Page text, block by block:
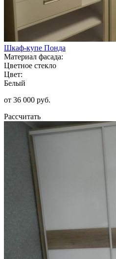
Шкаф-купе Понда
Материал фасада:
Цветное стекло
Цвет:
Белый
от 36 000 руб.
Рассчитать